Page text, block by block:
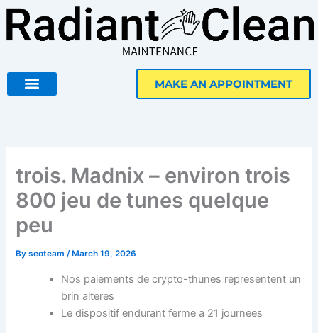
Skip
content
MAKE AN APPOINTMENT
trois. Madnix – environ trois
800 jeu de tunes quelque
peu
Byseoteam/ March 19, 2026
Nos paiements de crypto-thunes representent un
brin alteres
Le dispositif endurant ferme a 21 journees